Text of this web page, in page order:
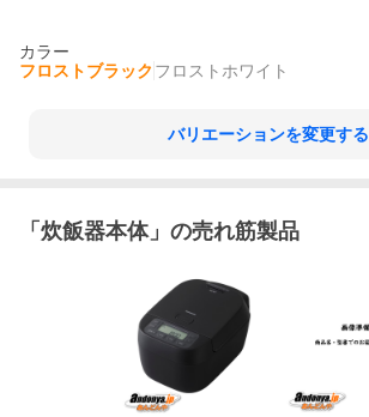
カラー
フロストブラック フロストホワイト
バリエーションを変更する
「 炊飯器本体」の売れ筋製品